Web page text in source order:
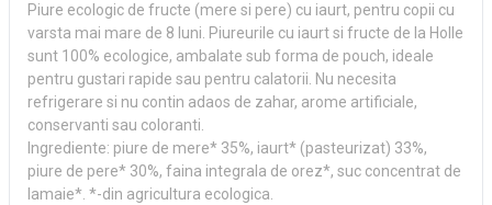
Piure ecologic de fructe (mere si pere) cu iaurt, pentru copii cu
varsta mai mare de 8 luni. Piureurile cu iaurt si fructe de la Holle
sunt 100% ecologice, ambalate sub forma de pouch, ideale
pentru gustari rapide sau pentru calatorii. Nu necesita
refrigerare si nu contin adaos de zahar, arome artificiale,
conservanti sau coloranti.
Ingrediente: piure de mere* 35%, iaurt* (pasteurizat) 33%,
piure de pere* 30%, faina integrala de orez*, suc concentrat de
lamaie*. *-din agricultura ecologica.